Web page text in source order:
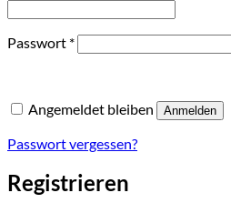
Passwort *Erforderlich
Angemeldet bleiben Anmelden
Passwort vergessen?
Registrieren